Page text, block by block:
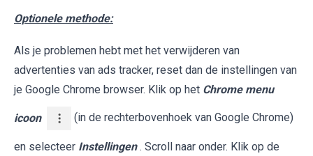
Optionele methode:
Als je problemen hebt met het verwijderen van
advertenties van ads tracker, reset dan de instellingen van
je Google Chrome browser. Klik op het Chrome menu
icoon (in de rechterbovenhoek van Google Chrome)
en selecteer Instellingen . Scroll naar onder. Klik op de